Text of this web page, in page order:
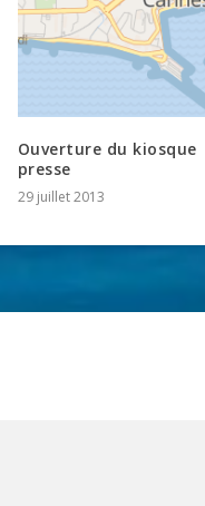
Ouverture du kiosque
presse
29 juillet 2013